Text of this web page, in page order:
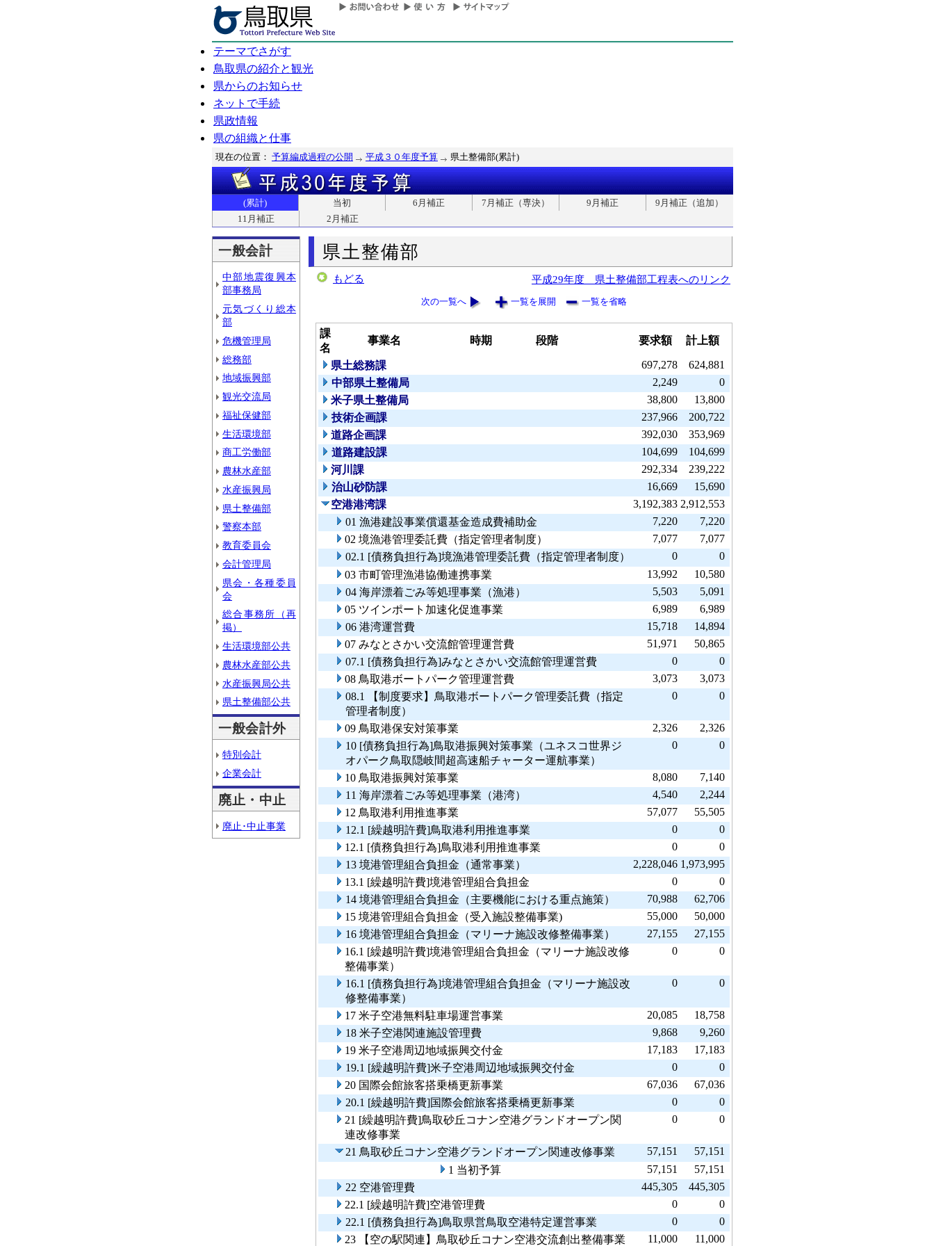
テーマでさがす
鳥取県の紹介と観光
県からのお知らせ
ネットで手続
県政情報
県の組織と仕事
現在の位置： 予算編成過程の公開 平成３０年度予算 県土整備部(累計)
(累計) 当初 6月補正 7月補正（専決） 9月補正
9月補正（追加）
11月補正
2月補正
一般会計
中部地震復興本
部事務局
元気づくり総本
部
危機管理局
総務部
地域振興部
観光交流局
福祉保健部
生活環境部
商工労働部
農林水産部
水産振興局
県土整備部
警察本部
教育委員会
会計管理局
県会・各種委員
会
総合事務所（再
掲）
生活環境部公共
農林水産部公共
水産振興局公共
県土整備部公共
一般会計外
特別会計
企業会計
廃止・中止
廃止･中止事業
県土整備部
もどる 平成29年度 県土整備部工程表へのリンク
次の一覧へ 一覧を展開 一覧を省略
課
名
事業名 時期 段階 要求額 計上額
県土総務課 697,278
624,881
中部県土整備局
2,249
0
米子県土整備局
38,800
13,800
技術企画課
237,966
200,722
道路企画課
392,030
353,969
道路建設課
104,699
104,699
河川課
292,334
239,222
治山砂防課
16,669
15,690
空港港湾課
3,192,383 2,912,553
01 漁港建設事業償還基金造成費補助金
7,220
7,220
02 境漁港管理委託費（指定管理者制度）
7,077
7,077
02.1 [債務負担行為]境漁港管理委託費（指定管理者制度）
0
0
03 市町管理漁港協働連携事業
13,992
10,580
04 海岸漂着ごみ等処理事業（漁港）
5,503
5,091
05 ツインポート加速化促進事業
6,989
6,989
06 港湾運営費
15,718
14,894
07 みなとさかい交流館管理運営費
51,971
50,865
07.1 [債務負担行為]みなとさかい交流館管理運営費
0
0
08 鳥取港ボートパーク管理運営費
3,073
3,073
08.1 【制度要求】鳥取港ボートパーク管理委託費（指定
管理者制度）
0 0
09 鳥取港保安対策事業 2,326
2,326
10 [債務負担行為]鳥取港振興対策事業（ユネスコ世界ジ
オパーク鳥取隠岐間超高速船チャーター運航事業）
0 0
10 鳥取港振興対策事業 8,080
7,140
11 海岸漂着ごみ等処理事業（港湾）
4,540
2,244
12 鳥取港利用推進事業
57,077
55,505
12.1 [繰越明許費]鳥取港利用推進事業
0
0
12.1 [債務負担行為]鳥取港利用推進事業
0
0
13 境港管理組合負担金（通常事業）
2,228,046 1,973,995
13.1 [繰越明許費]境港管理組合負担金
0
0
14 境港管理組合負担金（主要機能における重点施策）
70,988
62,706
15 境港管理組合負担金（受入施設整備事業)
55,000
50,000
16 境港管理組合負担金（マリーナ施設改修整備事業）
27,155
27,155
16.1 [繰越明許費]境港管理組合負担金（マリーナ施設改修
整備事業）
0 0
16.1 [債務負担行為]境港管理組合負担金（マリーナ施設改
修整備事業）
0 0
17 米子空港無料駐車場運営事業 20,085
18,758
18 米子空港関連施設管理費
9,868
9,260
19 米子空港周辺地域振興交付金
17,183
17,183
19.1 [繰越明許費]米子空港周辺地域振興交付金
0
0
20 国際会館旅客搭乗橋更新事業
67,036
67,036
20.1 [繰越明許費]国際会館旅客搭乗橋更新事業
0
0
21 [繰越明許費]鳥取砂丘コナン空港グランドオープン関
連改修事業
0 0
21 鳥取砂丘コナン空港グランドオープン関連改修事業 57,151
57,151
1 当初予算
57,151
57,151
22 空港管理費
445,305
445,305
22.1 [繰越明許費]空港管理費
0
0
22.1 [債務負担行為]鳥取県営鳥取空港特定運営事業
0
0
23 【空の駅関連】鳥取砂丘コナン空港交流創出整備事業
11,000 11,000